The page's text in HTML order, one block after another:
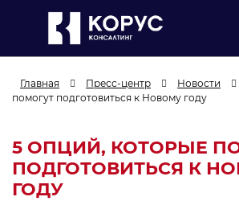
Главная Пресс-центр Новости
помогут подготовиться к Новому году
5 ОПЦИЙ, КОТОРЫЕ
ПОДГОТОВИТЬСЯ К
ГОДУ
Компания